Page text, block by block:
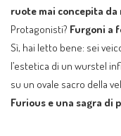
ruote mai concepita da
Protagonisti? Furgoni a
Sì, hai letto bene: sei
l’estetica di un wurstel
su un ovale sacro della
Furious e una sagra di